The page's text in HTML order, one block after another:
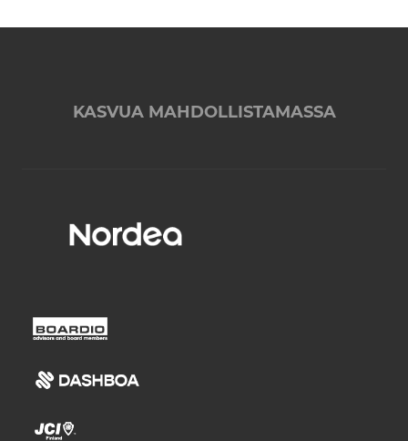
KASVUA MAHDOLLISTAMASSA